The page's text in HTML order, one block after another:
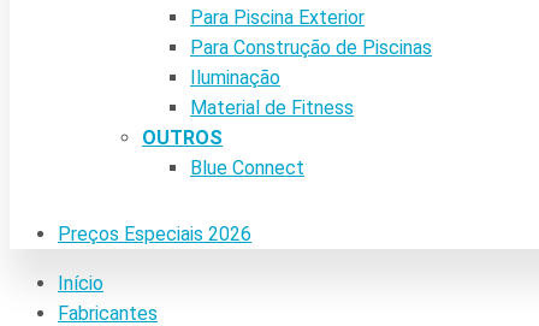
Para Piscina Exterior
Para Construção de Piscinas
Iluminação
Material de Fitness
OUTROS
Blue Connect
Preços Especiais 2026
Início
Fabricantes